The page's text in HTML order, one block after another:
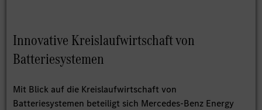
Innovative Kreislaufwirtschaft von
Batteriesystemen
Mit Blick auf die Kreislaufwirtschaft von
Batteriesystemen beteiligt sich Mercedes-Benz Energy